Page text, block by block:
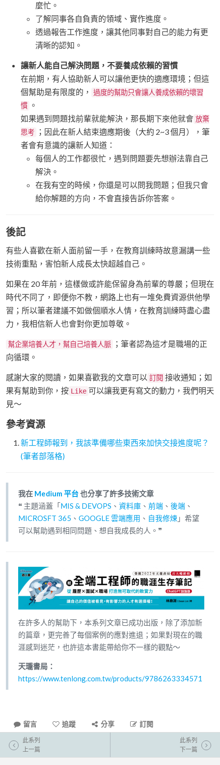
麼忙。
了解同事各自負責的領域、實作進度。
透過報告工作進度，讓其他同事對自己的能力有更
清晰的認知。
讓新人能自己解決問題，不要養成依賴的習慣
在前期，有人協助新人可以讓他更快的適應環境；但這
個幫助是有限度的，
過度的幫助只會讓人養成依賴的壞習
慣 。
如果遇到問題找前輩就能解決，那長期下來他就會 放棄
思考
；因此在新人結束適應期後（大約 2~3 個月），筆
者會有意識的讓新人知道：
每個人的工作都很忙，遇到問題要先想辦法靠自己
解決。
在我有空的時候，你還是可以問我問題；但我只會
給你解題的方向，不會直接告訴你答案。
後記
有些人喜歡在新人面前留一手，在教育訓練時故意漏講一些
技術重點，害怕新人成長太快超越自己。
如果在 20 年前，這樣做或許能保留身為前輩的尊嚴；但現在
時代不同了，即便你不教，網路上也有一堆免費資源供他學
習；所以筆者建議不如做個順水人情，在教育訓練時盡心盡
力，我相信新人也會對你更加尊敬。
幫企業培養人才，幫自己培養人脈
；筆者認為這才是職場的正
向循環。
感謝大家的閱讀，如果喜歡我的文章可以 訂閱 接收通知；如
果有幫助到你，按 Like 可以讓我更有寫文的動力，我們明天
見～
參考資源
新工程師報到，我該準備哪些東西來加快交接進度呢？
(筆者部落格)
我在 Medium 平台也分享了許多技術文章
❝ 主題涵蓋「 MIS & DEVOPS 、 資料庫 、 前端 、 後端 、
MICROSFT 365 、 GOOGLE 雲端應用 、 自我修煉 」希望
可以幫助遇到相同問題、想自我成長的人。❞
在許多人的幫助下，本系列文章已成功出版，除了添加新
的篇章，更完善了每個案例的應對進退；如果對現在的職
涯感到迷茫，也許這本書能帶給你不一樣的觀點～
天瓏書局：
https://www.tenlong.com.tw/products/9786263334571
留言 追蹤 分享 訂閱
此系列
上一篇
此系列
下一篇